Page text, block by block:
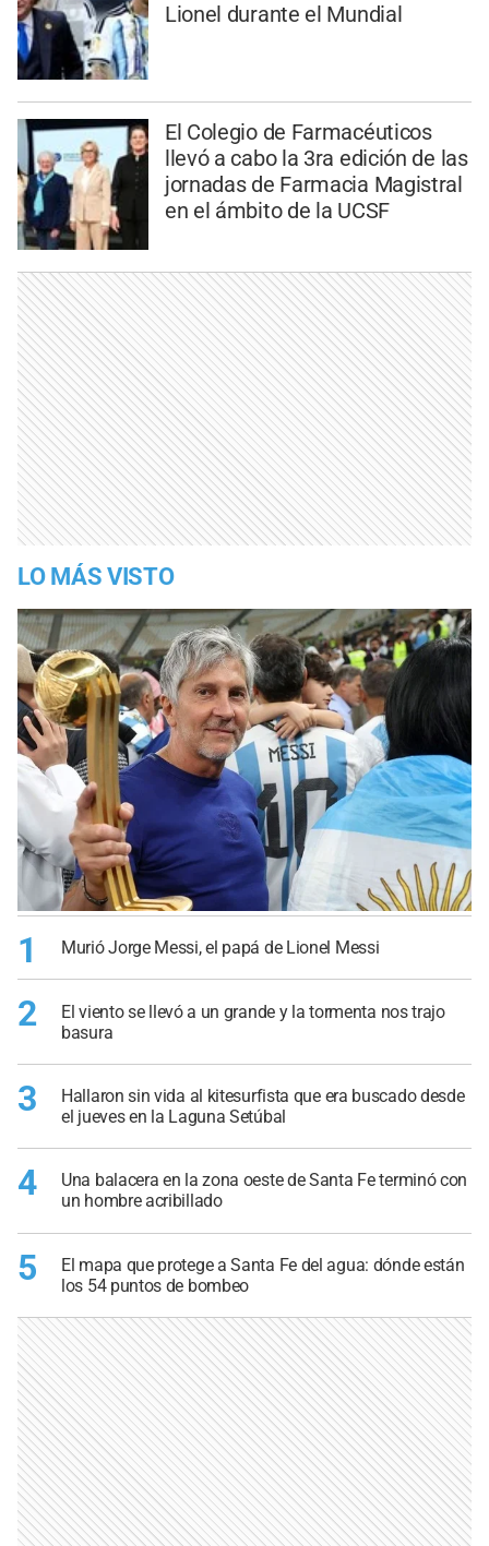
Lionel durante el Mundial
El Colegio de Farmacéuticos
llevó a cabo la 3ra edición de las
jornadas de Farmacia Magistral
en el ámbito de la UCSF
LO MÁS VISTO
1 Murió Jorge Messi, el papá de Lionel Messi
2
El viento se llevó a un grande y la tormenta nos trajo
basura
3
Hallaron sin vida al kitesurfista que era buscado desde
el jueves en la Laguna Setúbal
4
Una balacera en la zona oeste de Santa Fe terminó con
un hombre acribillado
5
El mapa que protege a Santa Fe del agua: dónde están
los 54 puntos de bombeo